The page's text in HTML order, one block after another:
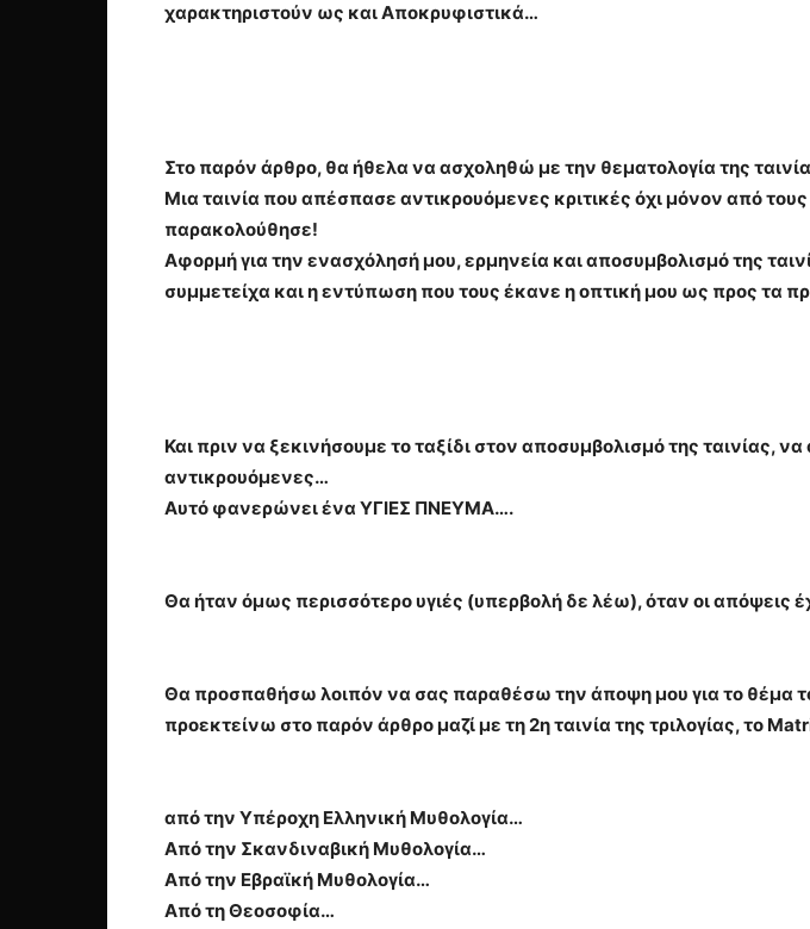
χαρακτηριστούν ως και Αποκρυφιστικά…
Στο παρόν άρθρο, θα ήθελα να ασχοληθώ με την θεματολογία της
Μια ταινία που απέσπασε αντικρουόμενες κριτικές όχι μόνον από
παρακολούθησε!
Αφορμή για την ενασχόλησή μου, ερμηνεία και αποσυμβολισμό της
συμμετείχα και η εντύπωση που τους έκανε η οπτική μου ως προς
Και πριν να ξεκινήσουμε το ταξίδι στον αποσυμβολισμό της
αντικρουόμενες…
Αυτό φανερώνει ένα ΥΓΙΕΣ ΠΝΕΥΜΑ….
Θα ήταν όμως περισσότερο υγιές (υπερβολή δε λέω), όταν οι απόψεις
Θα προσπαθήσω λοιπόν να σας παραθέσω την άποψη μου για το θέμα
προεκτείνω στο παρόν άρθρο μαζί με τη 2η ταινία της τριλογίας, το
από την Υπέροχη Ελληνική Μυθολογία…
Από την Σκανδιναβική Μυθολογία…
Από την Εβραϊκή Μυθολογία…
Από τη Θεοσοφία…